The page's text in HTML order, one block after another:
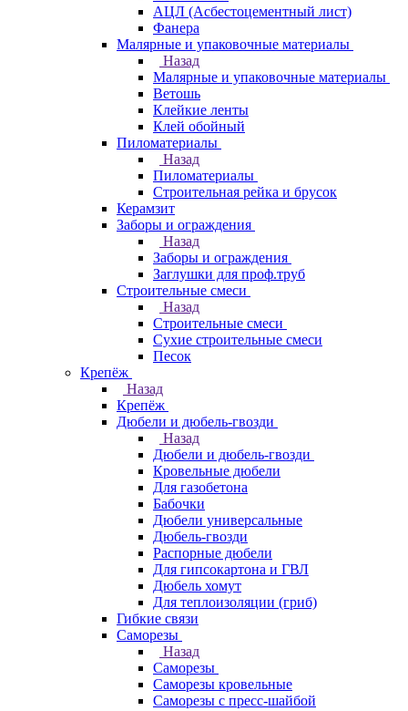
АЦЛ (Асбестоцементный лист)
Фанера
Малярные и упаковочные материалы
Назад
Малярные и упаковочные материалы
Ветошь
Клейкие ленты
Клей обойный
Пиломатериалы
Назад
Пиломатериалы
Строительная рейка и брусок
Керамзит
Заборы и ограждения
Назад
Заборы и ограждения
Заглушки для проф.труб
Строительные смеси
Назад
Строительные смеси
Сухие строительные смеси
Песок
Крепёж
Назад
Крепёж
Дюбели и дюбель-гвозди
Назад
Дюбели и дюбель-гвозди
Кровельные дюбели
Для газобетона
Бабочки
Дюбели универсальные
Дюбель-гвозди
Распорные дюбели
Для гипсокартона и ГВЛ
Дюбель хомут
Для теплоизоляции (гриб)
Гибкие связи
Саморезы
Назад
Саморезы
Саморезы кровельные
Саморезы с пресс-шайбой